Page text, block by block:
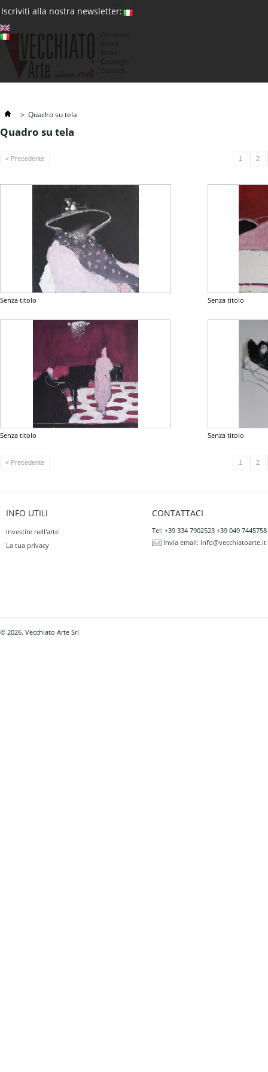
Iscriviti alla nostra newsletter:
> Quadro su tela
Quadro su tela
« Precedente 1 2
Senza titolo Senza titolo
Senza titolo Senza titolo
« Precedente 1 2
INFO UTILI
Investire nell'arte
La tua privacy
CONTATTACI
Tel: +39 334 7902523 +39 049 7445758
Invia email: info@vecchiatoarte.it
© 2026. Vecchiato Arte Srl